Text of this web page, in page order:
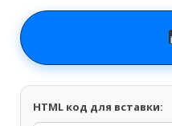
HTML код для вставки: